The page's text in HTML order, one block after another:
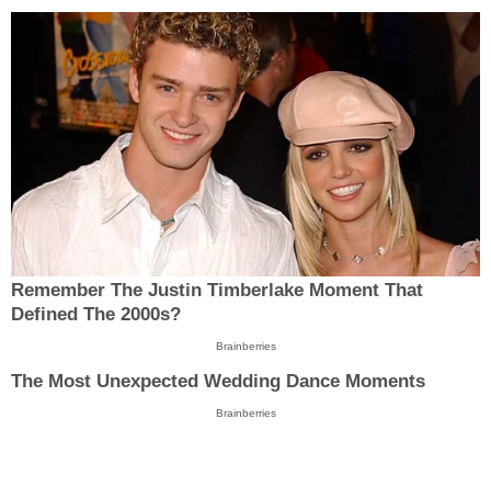
Remember The Justin Timberlake Moment That
Defined The 2000s?
Brainberries
The Most Unexpected Wedding Dance Moments
Brainberries